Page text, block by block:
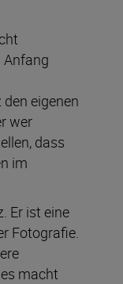
Anfang
eigenen
wer
dass
im
Er ist eine
Fotografie.
macht